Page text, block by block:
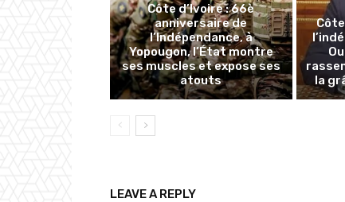
Côte d’Ivoire : 66è
anniversaire de
l’Indépendance, à
Yopougon, l’État montre
ses muscles et expose ses
atouts
la
LEAVE A REPLY